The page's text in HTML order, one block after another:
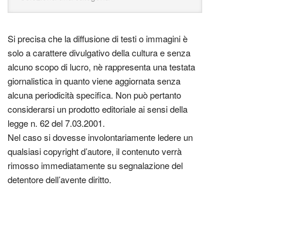
Si precisa che la diffusione di testi o immagini è
solo a carattere divulgativo della cultura e senza
alcuno scopo di lucro, nè rappresenta una testata
giornalistica in quanto viene aggiornata senza
alcuna periodicità specifica. Non può pertanto
considerarsi un prodotto editoriale ai sensi della
legge n. 62 del 7.03.2001.
Nel caso si dovesse involontariamente ledere un
qualsiasi copyright d’autore, il contenuto verrà
rimosso immediatamente su segnalazione del
detentore dell’avente diritto.